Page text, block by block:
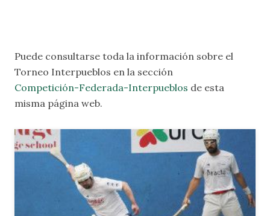
Puede consultarse toda la información sobre el
Torneo Interpueblos en la sección
Competición-Federada-Interpueblos de esta
misma página web.